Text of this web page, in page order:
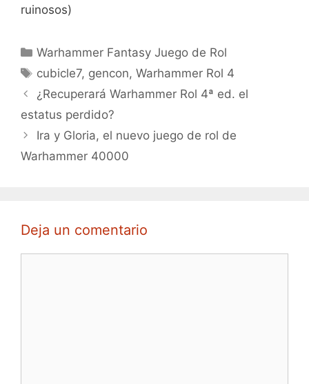
ruinosos)
Categorías
Warhammer Fantasy Juego de Rol
Etiquetas
cubicle7, gencon,Warhammer Rol 4
¿Recuperará Warhammer Rol 4ª ed. el
estatus perdido?
Ira y Gloria, el nuevo juego de rol de
Warhammer 40000
Deja un comentario